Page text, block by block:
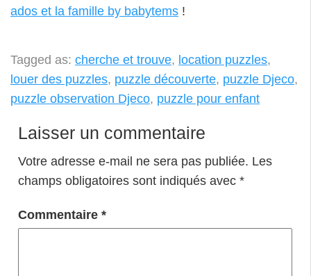
ados et la famille by babytems !
Tagged as: cherche et trouve, location puzzles,
louer des puzzles, puzzle découverte, puzzle Djeco,
puzzle observation Djeco, puzzle pour enfant
Laisser un commentaire
Votre adresse e-mail ne sera pas publiée. Les
champs obligatoires sont indiqués avec *
Commentaire *